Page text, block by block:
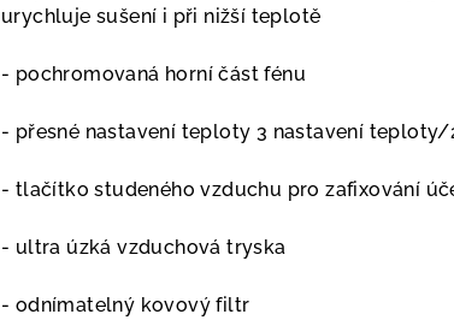
urychluje sušení i při nižší teplotě
- pochromovaná horní část fénu
- přesné nastavení teploty 3 nastavení
- tlačítko studeného vzduchu pro zafixování
- ultra úzká vzduchová tryska
- odnímatelný kovový filtr